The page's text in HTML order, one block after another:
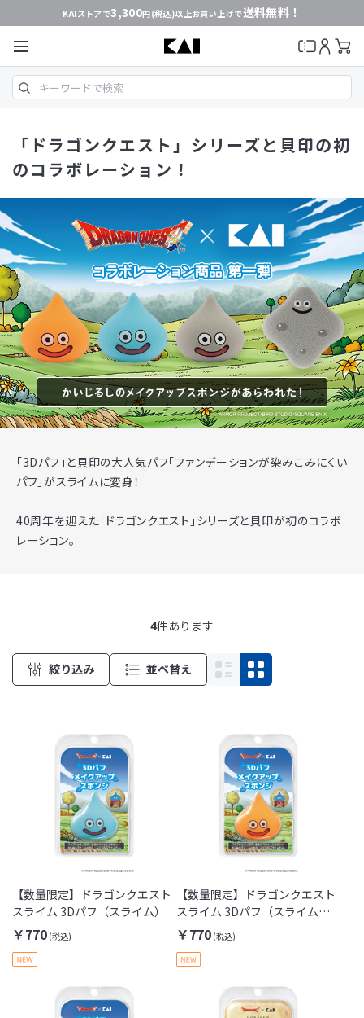
KAIストアで3,300円(税込)以上お買い上げで送料無料！
「ドラゴンクエスト」シリーズと貝印の初
のコラボレーション！
「3Dパフ」と貝印の大人気パフ「ファンデーションが染みこみにくい
パフ」がスライムに変身！
40周年を迎えた「ドラゴンクエスト」シリーズと貝印が初のコラボ
レーション。
4件あります
絞り込み 並べ替え
【数量限定】ドラゴンクエスト
スライム 3Dパフ（スライム）
￥770
【数量限定】ドラゴンクエスト
スライム 3Dパフ（スライムベ
ス）
￥770